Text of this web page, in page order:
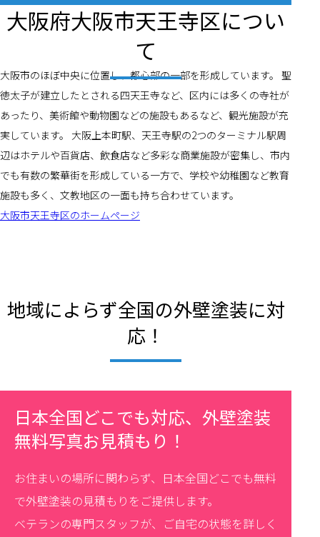
大阪府大阪市天王寺区につい
て
大阪市のほぼ中央に位置し、都心部の一部を形成しています。 聖
徳太子が建立したとされる四天王寺など、区内には多くの寺社が
あったり、美術館や動物園などの施設もあるなど、観光施設が充
実しています。 大阪上本町駅、天王寺駅の2つのターミナル駅周
辺はホテルや百貨店、飲食店など多彩な商業施設が密集し、市内
でも有数の繁華街を形成している一方で、学校や幼稚園など教育
施設も多く、文教地区の一面も持ち合わせています。
大阪市天王寺区のホームページ
地域によらず全国の外壁塗装に対
応！
日本全国どこでも対応、外壁塗装
無料写真お見積もり！
お住まいの場所に関わらず、日本全国どこでも無料
で外壁塗装の見積もりをご提供します。
ベテランの専門スタッフが、ご自宅の状態を詳しく